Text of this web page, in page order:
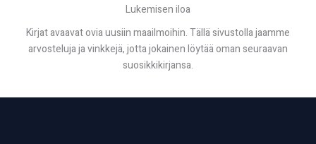
Lukemisen iloa
Kirjat avaavat ovia uusiin maailmoihin. Tällä sivustolla jaamme
arvosteluja ja vinkkejä, jotta jokainen löytää oman seuraavan
suosikkikirjansa.